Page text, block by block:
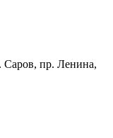
Саров, пр. Ленина,